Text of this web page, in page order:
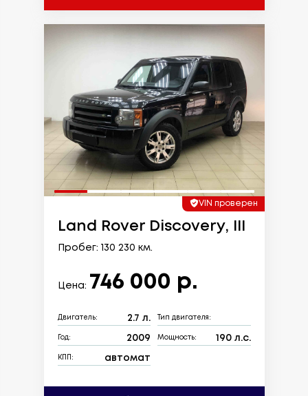
VIN проверен
Land Rover Discovery, III
Пробег: 130 230 км.
Цена: 746 000 р.
Двигатель: 2.7 л. Тип двигателя:
Год: 2009 Мощность: 190 л.с.
КПП: автомат